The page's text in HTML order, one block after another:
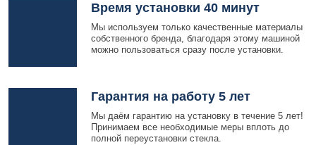
Время установки 40 минут
Мы используем только качественные материалы
собственного бренда, благодаря этому машиной
можно пользоваться сразу после установки.
Гарантия на работу 5 лет
Мы даём гарантию на установку в течение 5 лет!
Принимаем все необходимые меры вплоть до
полной переустановки стекла.